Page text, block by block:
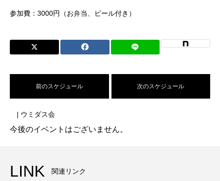
参加費：3000円（お弁当、ビール付き）
前のスケジュール 次のスケジュール
| ウミダス会
今後のイベントはございません。
LINK 関連リンク